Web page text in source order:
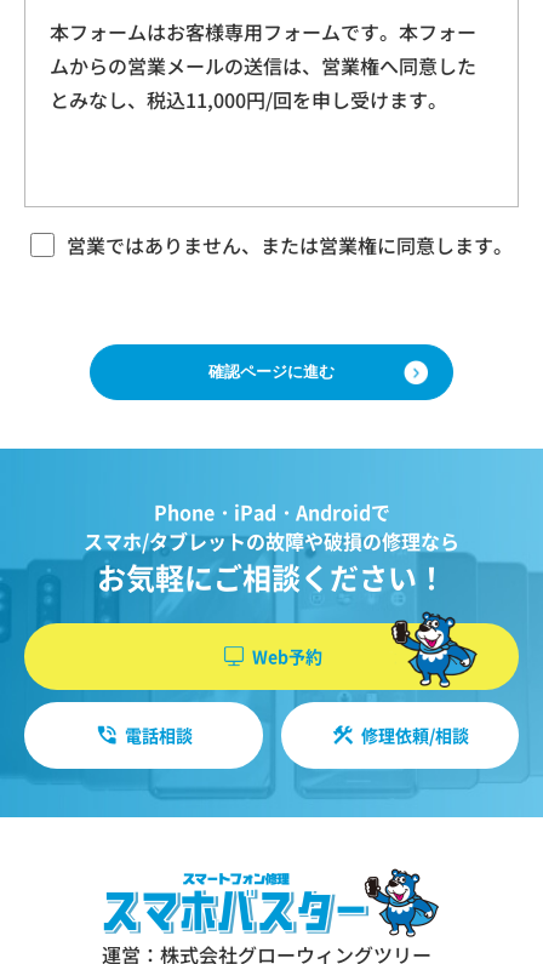
ド、ご利用日時、ご利用の方法、ご利用環境、
郵便番号や性別、職業、年齢、ユーザーのIPア
ドレス、クッキー情報、位置情報、端末の個体
識別情報などを指します。
当社は、ユーザーが利用する際に氏名、生年月
号などの個人情報をお尋ねすることがありま
す。また、ユーザーと提携先などとの間でなさ
済に関する情報を当社の提携先（情報提供元、
携先｣といいます。）などから収集することがあ
ります。
当社は、ユーザーについて、利用したサービス
やソフトウエア、購入した商品、閲覧したペー
ジや広告の履歴、検索した検索キーワード、利
用日時、利用方法、利用環境（携帯端末を通じ
てご利用の場合の当該端末の通信状態、利用に
際しての各種設定情報なども含みます）、IPア
ドレス、クッキー情報、位置情報、端末の個体
識別情報などの履歴情報および特性情報を、ユ
はページを閲覧する際に収集します。
第２条 契約の成立
本規約に基づく本サービスに関する契約は、お客
様が修理をご希望になる携帯電話（以下「修理依
て必要事項および本サービス提供の可否等を確認
の後、当社がお客様のご依頼を承諾することをも
サービスを提供できない場合があり、当社の任意
の判断でご依頼をお断りする場合がございますの
当社は、お客様の携帯電話が故障した場合、その
機能・性能を修復・維持することを目的として、
本サービスを提供致します。お客様の利用目的や
機能・性能に関する特別のご要望等に合致する状
態にすることをお約束するものではありません。
修理依頼品の点検作業の結果、その状態・状況に
よっては修理等の処理ができない場合があります
ので、ご了承ください。 当社は、お客様の修理依
頼品の状態、故障部分あるいは当社の事情によ
り、修理による対応が不可能、困難または合理的
の製品・異機種を含みます）（以下「交換品」と
言います）と修理依頼品との交換をもって、本サ
ービスの提供とさせていただく場合がございま
す。交換品との交換にご同意いただけない場合
本フォームはお客様専用フォームです。本フォー
ムからの営業メールの送信は、営業権へ同意した
とみなし、税込11,000円/回を申し受けます。
営業ではありません、または営業権に同意します。
Phone・iPad・Androidで
スマホ/タブレットの故障や破損の修理なら
お気軽にご相談ください！
Web予約
電話相談 修理依頼/相談
運営：株式会社グローウィングツリー